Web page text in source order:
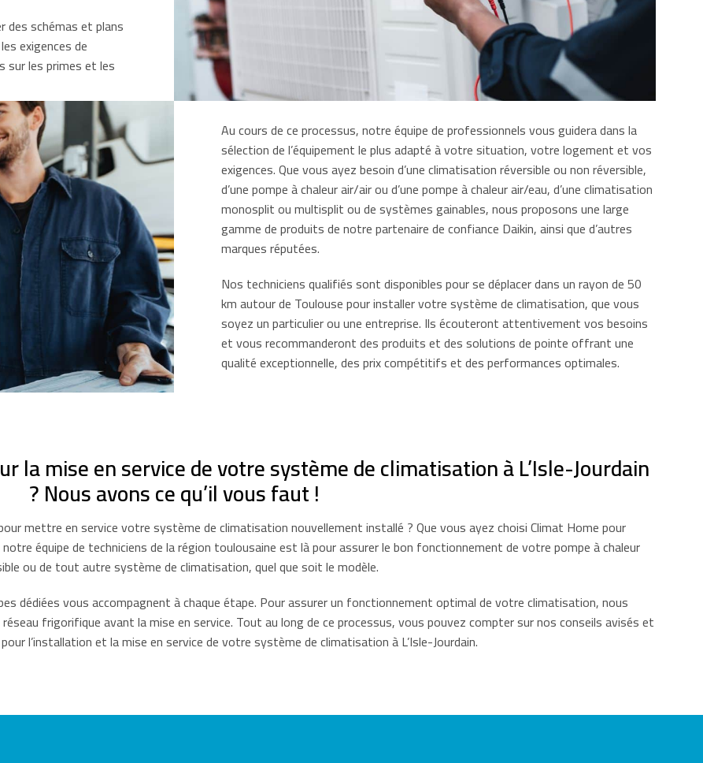
des schémas et plans
exigences de
sur les primes et les
Au cours de ce processus, notre équipe de professionnels vous guidera dans la
sélection de l’équipement le plus adapté à votre situation, votre logement et vos
exigences. Que vous ayez besoin d’une climatisation réversible ou non réversible,
d’une pompe à chaleur air/air ou d’une pompe à chaleur air/eau, d’une climatisation
monosplit ou multisplit ou de systèmes gainables, nous proposons une large
gamme de produits de notre partenaire de confiance Daikin, ainsi que d’autres
marques réputées.
Nos techniciens qualifiés sont disponibles pour se déplacer dans un rayon de 50
km autour de Toulouse pour installer votre système de climatisation, que vous
soyez un particulier ou une entreprise. Ils écouteront attentivement vos besoins
et vous recommanderont des produits et des solutions de pointe offrant une
qualité exceptionnelle, des prix compétitifs et des performances optimales.
la mise en service de votre système de climatisation à L’Isle-Jourdain
? Nous avons ce qu’il vous faut !
mettre en service votre système de climatisation nouvellement installé ? Que vous ayez choisi Climat Home pour
équipe de techniciens de la région toulousaine est là pour assurer le bon fonctionnement de votre pompe à chaleur
ou de tout autre système de climatisation, quel que soit le modèle.
dédiées vous accompagnent à chaque étape. Pour assurer un fonctionnement optimal de votre climatisation, nous
frigorifique avant la mise en service. Tout au long de ce processus, vous pouvez compter sur nos conseils avisés et
l’installation et la mise en service de votre système de climatisation à L’Isle-Jourdain.